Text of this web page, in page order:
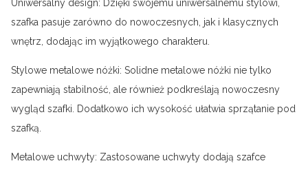
Uniwersalny design: Dzięki swojemu uniwersalnemu stylowi,
szafka pasuje zarówno do nowoczesnych, jak i klasycznych
wnętrz, dodając im wyjątkowego charakteru.
Stylowe metalowe nóżki: Solidne metalowe nóżki nie tylko
zapewniają stabilność, ale również podkreślają nowoczesny
wygląd szafki. Dodatkowo ich wysokość ułatwia sprzątanie pod
szafką.
Metalowe uchwyty: Zastosowane uchwyty dodają szafce